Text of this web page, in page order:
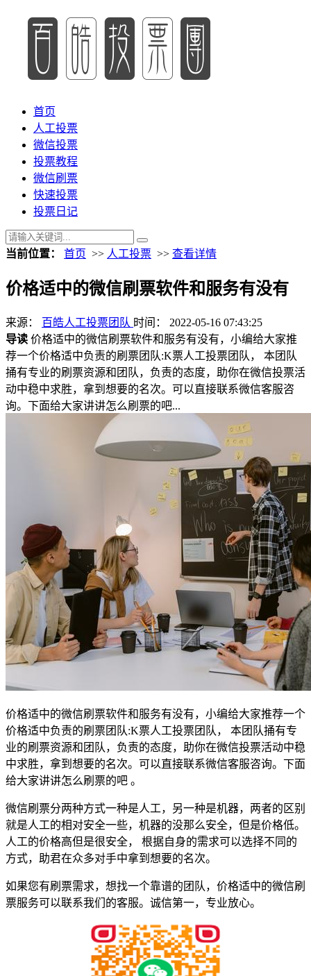
首页
人工投票
微信投票
投票教程
微信刷票
快速投票
投票日记
当前位置： 首页 >> 人工投票 >> 查看详情
价格适中的微信刷票软件和服务有没有
来源： 百皓人工投票团队 时间： 2022-05-16 07:43:25
导读 价格适中的微信刷票软件和服务有没有，小编给大家推
荐一个价格适中负责的刷票团队:K票人工投票团队， 本团队
捅有专业的刷票资源和团队，负责的态度，助你在微信投票活
动中稳中求胜，拿到想要的名次。可以直接联系微信客服咨
询。下面给大家讲讲怎么刷票的吧...
价格适中的微信刷票软件和服务有没有，小编给大家推荐一个
价格适中负责的刷票团队:K票人工投票团队， 本团队捅有专
业的刷票资源和团队，负责的态度，助你在微信投票活动中稳
中求胜，拿到想要的名次。可以直接联系微信客服咨询。下面
给大家讲讲怎么刷票的吧 。
微信刷票分两种方式一种是人工，另一种是机器，两者的区别
就是人工的相对安全一些，机器的没那么安全，但是价格低。
人工的价格高但是很安全， 根据自身的需求可以选择不同的
方式，助君在众多对手中拿到想要的名次。
如果您有刷票需求，想找一个靠谱的团队，价格适中的微信刷
票服务可以联系我们的客服。诚信第一，专业放心。